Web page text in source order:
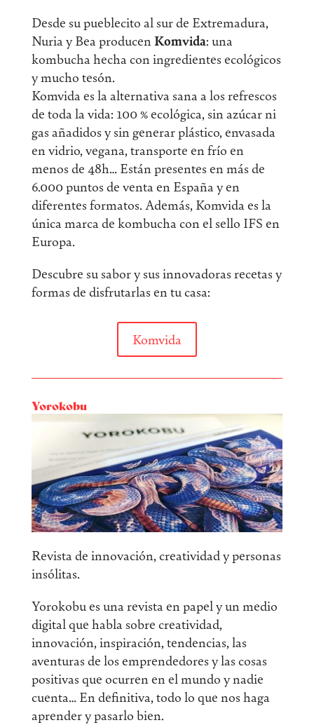
Desde su pueblecito al sur de Extremadura,
Nuria y Bea producenKomvida: una
kombucha hecha con ingredientes ecológicos
y mucho tesón.
Komvida es la alternativa sana a los refrescos
de toda la vida: 100 % ecológica, sin azúcar ni
gas añadidos y sin generar plástico, envasada
en vidrio, vegana, transporte en frío en
menos de 48h… Están presentes en más de
6.000 puntos de venta en España y en
diferentes formatos. Además, Komvida es la
única marca de kombucha con el sello IFS en
Europa.
Descubre su sabor y sus innovadoras recetas y
formas de disfrutarlas en tu casa:
Komvida
Yorokobu
Revista de innovación, creatividad y personas
insólitas.
Yorokobu es una revista en papel y un medio
digital que habla sobre creatividad,
innovación, inspiración, tendencias, las
aventuras de los emprendedores y las cosas
positivas que ocurren en el mundo y nadie
cuenta… En definitiva, todo lo que nos haga
aprender y pasarlo bien.